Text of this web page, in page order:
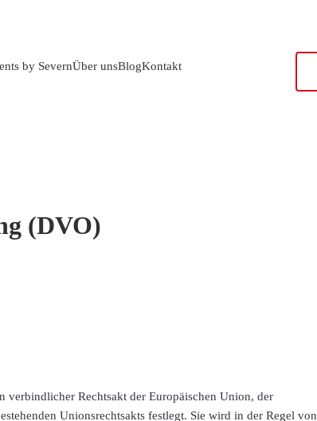
by SevernÜber unsBlogKontakt
(DVO)
Rechtsakt der Europäischen Union, der
Unionsrechtsakts festlegt. Sie wird in der Regel von